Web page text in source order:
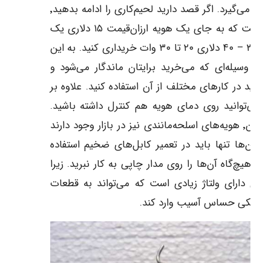
آن قرار می‌گیرد. اگر قصد دارید لحیم‌کاری را ادامه بدهید٬
بهتر است که به جای یک هویه ارزان‌قیمت ۱۵ دلاری یک
هویه ۳۰ – ۴۰ دلاری ۲۰ تا ۳۰ وات خریداری کنید. به این
ترتیب٬ وسیله‌ای که می‌خرید برایتان ماندگار می‌شود و
در کارهای مختلف از آن استفاده کنید. علاوه بر
این٬ می‌توانید روی دمای هویه هم کنترل داشته باشید.
همچنین٬ هویه‌های اسلحه‌مانندی نیز در بازار وجود دارند
از آن‌ها تنها باید در تعمیر کابل‌های ضخیم استفاده
و هیچ‌گاه آن‌ها را روی مدار چاپی به کار نبرید. زیرا
دارای ولتاژ زیادی است که می‌تواند به قطعات
حساس آسیب وارد کند.